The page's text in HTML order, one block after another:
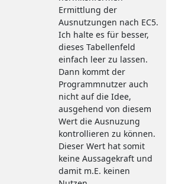
Ermittlung der
Ausnutzungen nach EC5.
Ich halte es für besser,
dieses Tabellenfeld
einfach leer zu lassen.
Dann kommt der
Programmnutzer auch
nicht auf die Idee,
ausgehend von diesem
Wert die Ausnuzung
kontrollieren zu können.
Dieser Wert hat somit
keine Aussagekraft und
damit m.E. keinen